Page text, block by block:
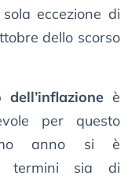
eccezione di
dello scorso
dell’inflazione è
per questo
anno si è
termini sia di